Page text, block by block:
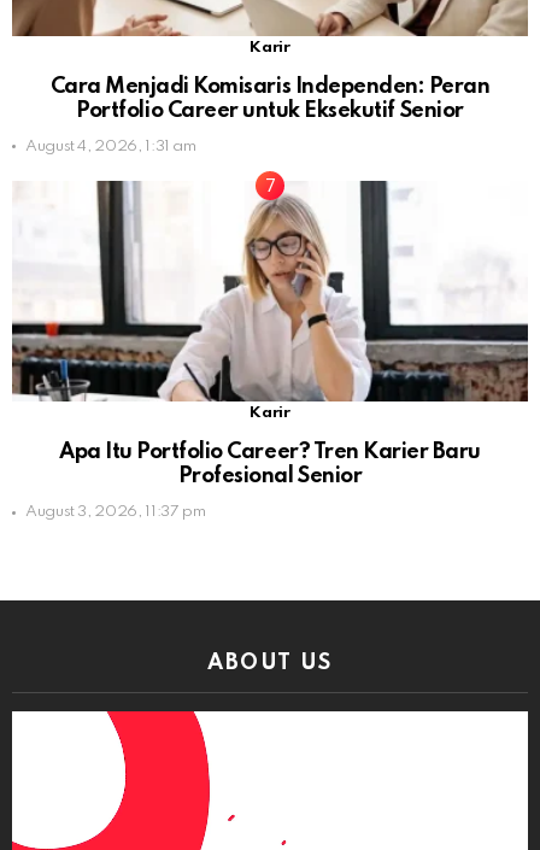
Karir
Cara Menjadi Komisaris Independen: Peran
Portfolio Career untuk Eksekutif Senior
August 4, 2026, 1:31 am
Karir
Apa Itu Portfolio Career? Tren Karier Baru
Profesional Senior
August 3, 2026, 11:37 pm
ABOUT US